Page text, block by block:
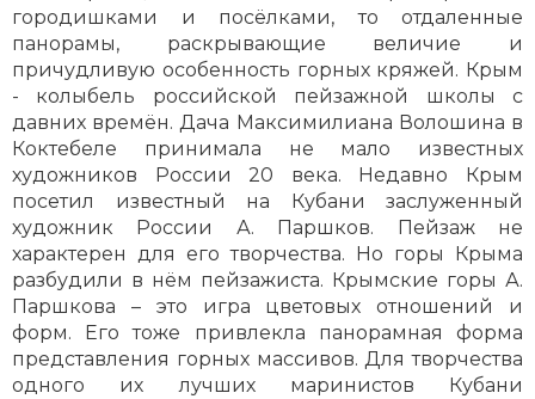
городишками и посёлками, то отдаленные
панорамы, раскрывающие величие и
причудливую особенность горных кряжей. Крым
- колыбель российской пейзажной школы с
давних времён. Дача Максимилиана Волошина в
Коктебеле принимала не мало известных
художников России 20 века. Недавно Крым
посетил известный на Кубани заслуженный
художник России А. Паршков. Пейзаж не
характерен для его творчества. Но горы Крыма
разбудили в нём пейзажиста. Крымские горы А.
Паршкова – это игра цветовых отношений и
форм. Его тоже привлекла панорамная форма
представления горных массивов. Для творчества
одного их лучших маринистов Кубани